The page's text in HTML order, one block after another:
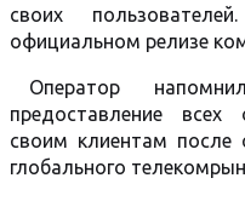
своих
официальном релизе
Оператор
предоставление всех
своим клиентам после
глобального